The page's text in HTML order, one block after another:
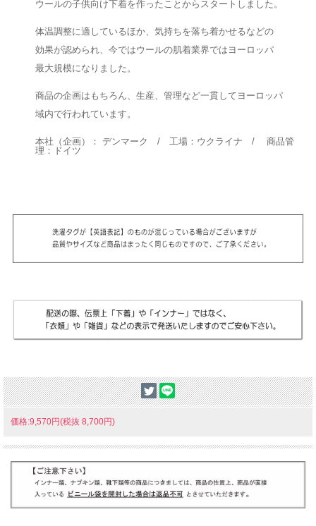
ウールの子供向け下着を作ったことからスタートしました。
体温調整に適しているほか、気持ちを落ち着かせるなどの
効果が認められ、今ではウールの肌着業界ではヨーロッパ
最大規模になりました。
商品の企画はもちろん、生産、管理など一貫してヨーロッパ
域内で行われています。
本社（企画）： デンマーク / 工場：ウクライナ / 商品管
理：ドイツ
価格:9,570円(税抜 8,700円)